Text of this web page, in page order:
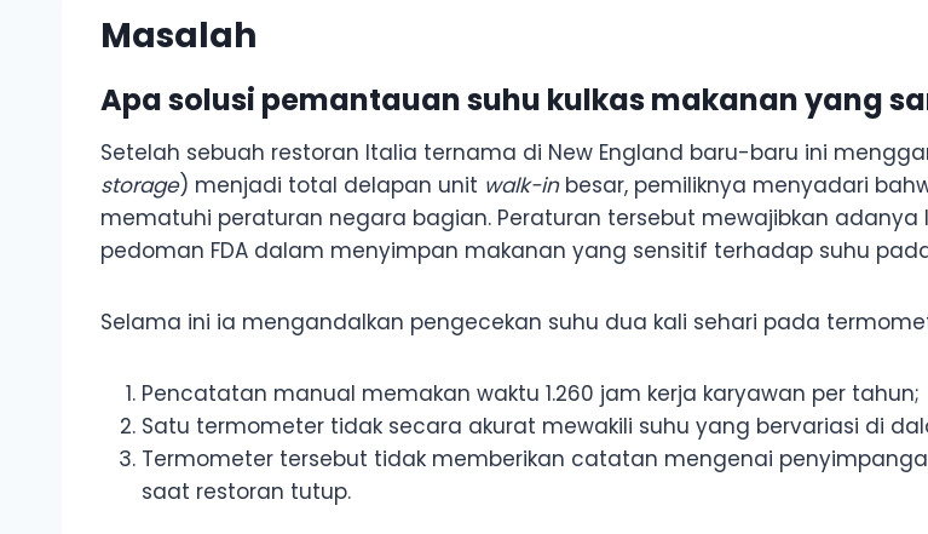
Masalah
Apa solusi pemantauan suhu kulkas makanan yang
Setelah sebuah restoran Italia ternama di New England baru-baru ini
storage) menjadi total delapan unit walk-inbesar, pemiliknya menyadari
mematuhi peraturan negara bagian. Peraturan tersebut mewajibkan
pedoman FDA dalam menyimpan makanan yang sensitif terhadap suhu
Selama ini ia mengandalkan pengecekan suhu dua kali sehari pada
Pencatatan manual memakan waktu 1.260 jam kerja karyawan per tahun;
Satu termometer tidak secara akurat mewakili suhu yang bervariasi di
Termometer tersebut tidak memberikan catatan mengenai
saat restoran tutup.